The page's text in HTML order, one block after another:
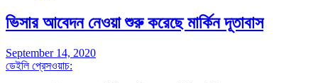
ভিসার আবেদন নেওয়া শুরু করেছে মার্কিন দূতাবাস
September 14, 2020
ডেইলি প্রেসওয়াচ: